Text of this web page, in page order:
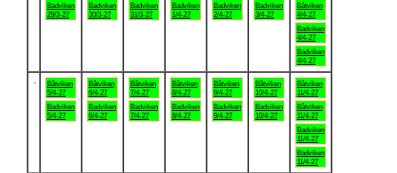
Badviken
29/3-27
Badviken
30/3-27
Badviken
31/3-27
Badviken
1/4-27
Badviken
2/4-27
Badviken
3/4-27
Båtviken
4/4-27
Badviken
4/4-27
Badviken
4/4-27
Båtviken
5/4-27
Badviken
5/4-27
Båtviken
6/4-27
Badviken
6/4-27
Båtviken
7/4-27
Badviken
7/4-27
Båtviken
8/4-27
Badviken
8/4-27
Båtviken
9/4-27
Badviken
9/4-27
Båtviken
10/4-27
Badviken
10/4-27
Båtviken
11/4-27
Båtviken
11/4-27
Badviken
11/4-27
Badviken
11/4-27